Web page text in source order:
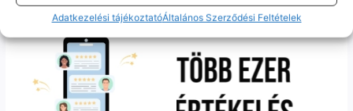
Adatkezelési tájékoztatóÁltalános Szerződési Feltételek